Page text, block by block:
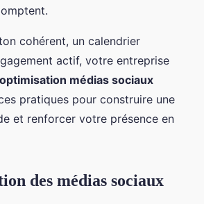
cohérent, un calendrier
actif, votre entreprise
optimisation médias sociaux
pratiques pour construire une
et renforcer votre présence en
des médias sociaux